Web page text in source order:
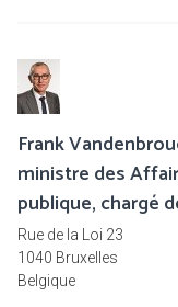
Frank
ministre des
publique, chargé
Rue de la Loi 23
1040 Bruxelles
Belgique